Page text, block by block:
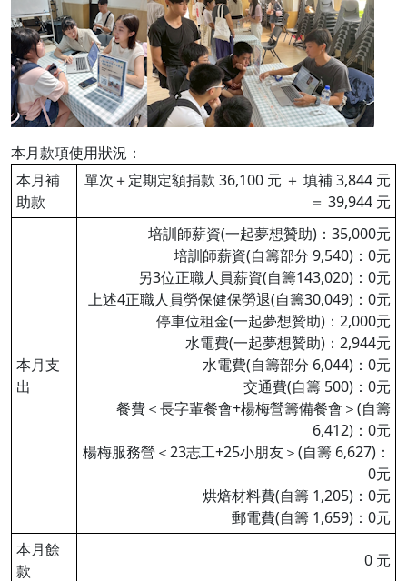
本月款項使用狀況：
本月補
助款
單次＋定期定額捐款 36,100 元 ＋ 填補 3,844 元
＝ 39,944 元
本月支
出
培訓師薪資(一起夢想贊助)：35,000元
培訓師薪資(自籌部分 9,540)：0元
另3位正職人員薪資(自籌143,020)：0元
上述4正職人員勞保健保勞退(自籌30,049)：0元
停車位租金(一起夢想贊助)：2,000元
水電費(一起夢想贊助)：2,944元
水電費(自籌部分 6,044)：0元
交通費(自籌 500)：0元
餐費＜長字輩餐會+楊梅營籌備餐會＞(自籌
6,412)：0元
楊梅服務營＜23志工+25小朋友＞(自籌 6,627)：
0元
烘焙材料費(自籌 1,205)：0元
郵電費(自籌 1,659)：0元
本月餘
款
0 元